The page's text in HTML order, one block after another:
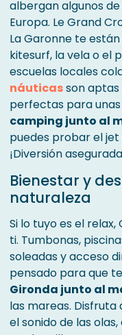
albergan algunos de
Europa. Le Grand
La Garonne te
kitesurf, la vela o el
escuelas locales
náuticasson
perfectas para
camping junto al
puedes probar el jet
¡Diversión
Bienestar y
naturaleza
Si lo tuyo es el
ti. Tumbonas,
soleadas y acceso
pensado para que
Gironda junto al
las mareas.
el sonido de las